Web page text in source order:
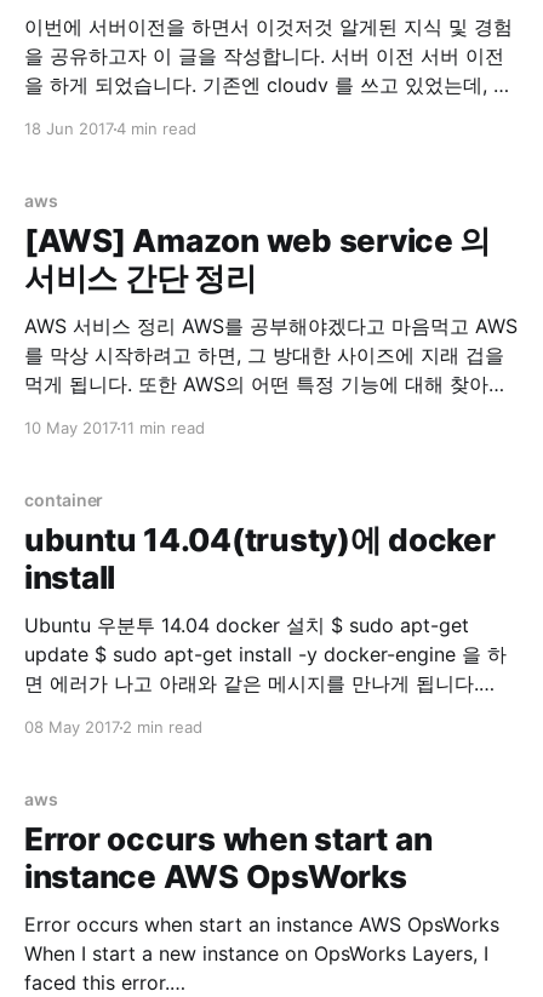
이번에 서버이전을 하면서 이것저것 알게된 지식 및 경험
을 공유하고자 이 글을 작성합니다. 서버 이전 서버 이전
을 하게 되었습니다. 기존엔 cloudv 를 쓰고 있었는데, 같
18 Jun 20174 min read
aws
[AWS] Amazon web service 의
서비스 간단 정리
AWS 서비스 정리 AWS를 공부해야겠다고 마음먹고 AWS
를 막상 시작하려고 하면, 그 방대한 사이즈에 지래 겁을
먹게 됩니다. 또한 AWS의 어떤 특정 기능에 대해 찾아보
치를 해야하는 번거로움에 빠지게 됩니다. 이에 저의 고생
을 위해 AWS 서비스를 간단하게 정리했습니다.
EC2(Amazon
10 May 201711 min read
container
ubuntu 14.04(trusty)에 docker
install
Ubuntu 우분투 14.04 docker 설치 $ sudo apt-get
update $ sudo apt-get install -y docker-engine 을 하
면 에러가 나고 아래와 같은 메시지를 만나게 됩니다.
tree Reading state information... Done docker-engine
'apt-get -f install'
08 May 20172 min read
aws
Error occurs when start an
instance AWS OpsWorks
Error occurs when start an instance AWS OpsWorks
When I start a new instance on OpsWorks Layers, I
faced this error.